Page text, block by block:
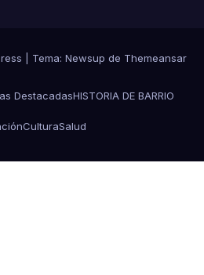
Tema: Newsup de Themeansar
DestacadasHISTORIA DE BARRIO
CulturaSalud